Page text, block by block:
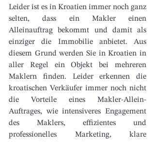
Leider ist es in Kroatien immer noch ganz
selten, dass ein Makler einen
Alleinauftrag bekommt und damit als
einziger die Immobilie anbietet. Aus
diesem Grund werden Sie in Kroatien in
aller Regel ein Objekt bei mehreren
Maklern finden. Leider erkennen die
kroatischen Verkäufer immer noch nicht
die Vorteile eines Makler-Allein-
Auftrages, wie intensiveres Engagement
des Maklers, effizientes und
professionelles Marketing, klare